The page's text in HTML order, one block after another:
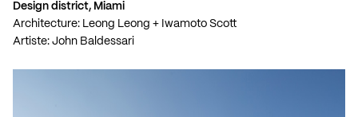
Design district, Miami
Architecture: Leong Leong + Iwamoto Scott
Artiste: John Baldessari